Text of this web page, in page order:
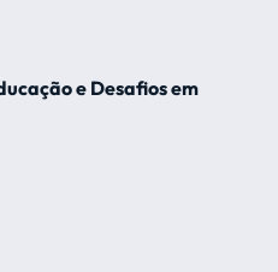
e Desafios em